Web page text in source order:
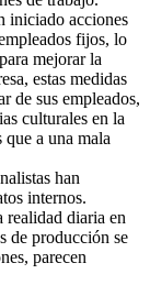
iniciado acciones
fijos, lo
mejorar la
estas medidas
de sus empleados,
culturales en la
a una mala
han
internos.
realidad diaria en
de producción se
parecen